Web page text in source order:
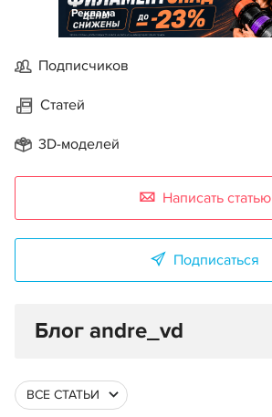
Реклама
Подписчиков
Статей
3D-моделей
Написать статью
Подписаться
Блог andre_vd
ВСЕ СТАТЬИ